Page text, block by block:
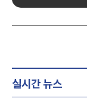
실시간 뉴스